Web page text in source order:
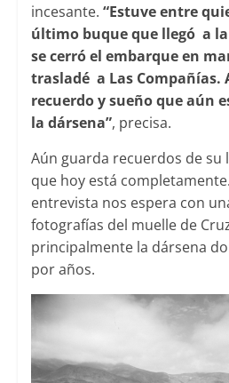
incesante. “Estuve entre
último buque que llegó a
se cerró el embarque en
trasladé a Las Compañías.
recuerdo y sueño que aún
la dársena”, precisa.
Aún guarda recuerdos de su
que hoy está
entrevista nos espera con
fotografías del muelle de
principalmente la dársena
por años.